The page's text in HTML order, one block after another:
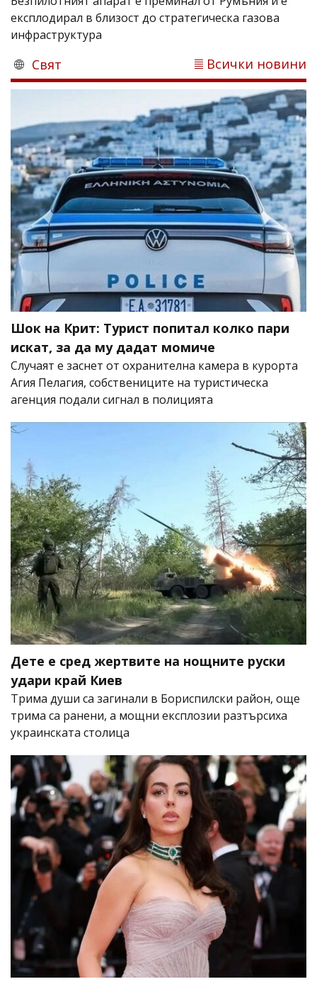
експлодирал в близост до стратегическа газова
инфраструктура
Свят Всички новини
Шок на Крит: Турист попитал колко пари
искат, за да му дадат момиче
Случаят е заснет от охранителна камера в курорта
Агия Пелагия, собствениците на туристическа
агенция подали сигнал в полицията
Дете е сред жертвите на нощните руски
удари край Киев
Трима души са загинали в Бориспилски район, още
трима са ранени, а мощни експлозии разтърсиха
украинската столица